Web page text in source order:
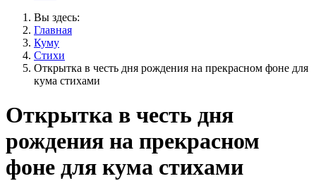
Вы здесь:
Главная
Куму
Стихи
Открытка в честь дня рождения на прекрасном фоне для
кума стихами
Открытка в честь дня
рождения на прекрасном
фоне для кума стихами